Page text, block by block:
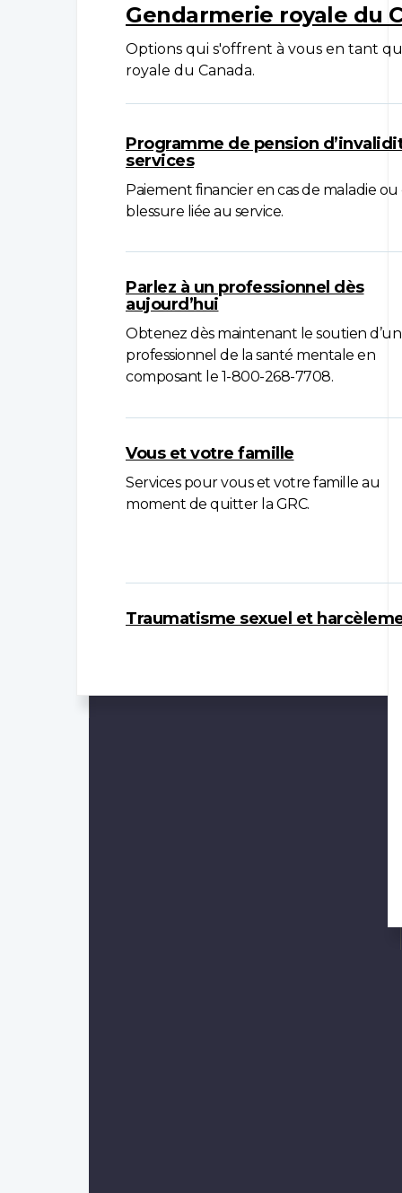
Gendarmerie royale du
Options qui s'offrent à vous en tant
royale du Canada.
Programme de pension
services
Paiement financier en cas de maladie ou
blessure liée au service.
Parlez à un professionnel dès
aujourd’hui
Obtenez dès maintenant le soutien d’un
professionnel de la santé mentale en
composant le 1-800-268-7708.
Vous et votre famille
Services pour vous et votre famille au
moment de quitter la GRC.
Traumatisme sexuel et